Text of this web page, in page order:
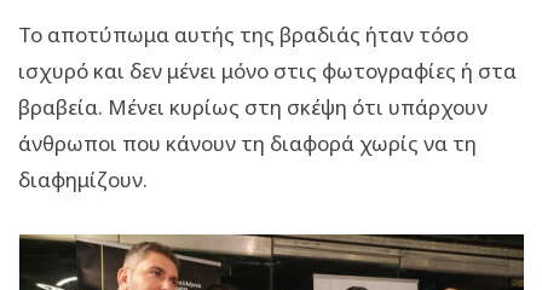
Το αποτύπωμα αυτής της βραδιάς ήταν τόσο
ισχυρό και δεν μένει μόνο στις φωτογραφίες ή στα
βραβεία. Μένει κυρίως στη σκέψη ότι υπάρχουν
άνθρωποι που κάνουν τη διαφορά χωρίς να τη
διαφημίζουν.